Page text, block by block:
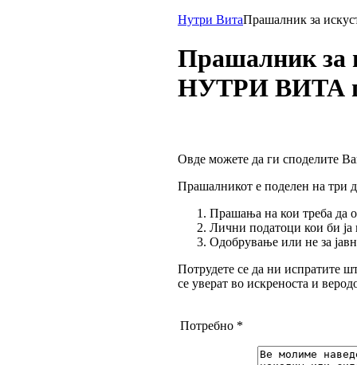
Нутри ВитаПрашалник за
Прашалник за
НУТРИ ВИТА
Овде можете да ги споделите
Прашалникот е поделен на три
Прашања на кои треба да
Лични податоци кои би ја
Одобрување или не за
Потрудете се да ни испратите
се уверат во искреноста и
Потребно *